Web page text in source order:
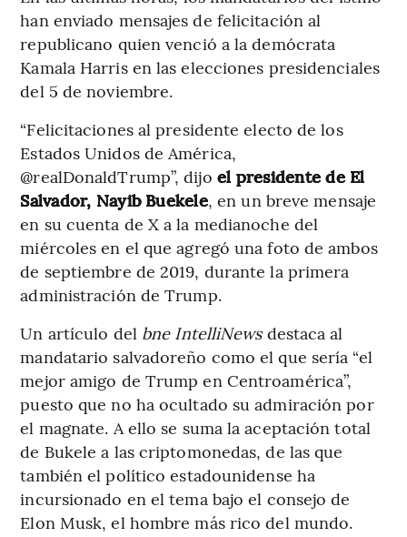
han enviado mensajes de felicitación al
republicano quien venció a la demócrata
Kamala Harris en las elecciones presidenciales
del 5 de noviembre.
“Felicitaciones al presidente electo de los
Estados Unidos de América,
@realDonaldTrump”, dijo el presidente de El
Salvador, Nayib Buekele, en un breve mensaje
en su cuenta de X a la medianoche del
miércoles en el que agregó una foto de ambos
de septiembre de 2019, durante la primera
administración de Trump.
Un artículo del bne IntelliNewsdestaca al
mandatario salvadoreño como el que sería “el
mejor amigo de Trump en Centroamérica”,
puesto que no ha ocultado su admiración por
el magnate. A ello se suma la aceptación total
de Bukele a las criptomonedas, de las que
también el político estadounidense ha
incursionado en el tema bajo el consejo de
Elon Musk, el hombre más rico del mundo.